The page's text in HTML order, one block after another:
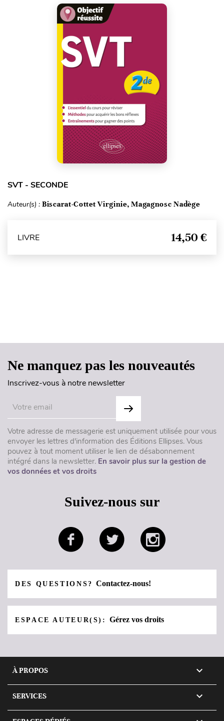
SVT - SECONDE
Auteur(s) : Biscarat-Cottet Virginie, Magagnosc Nadège
LIVRE 14,50 €
Ne manquez pas les nouveautés
Inscrivez-vous à notre newsletter
Votre adresse de messagerie est uniquement utilisée pour vous
envoyer les lettres d'information des Éditions Ellipses. Vous
pouvez à tout moment utiliser le lien de désabonnement
intégré dans la newsletter. En savoir plus sur la gestion de
vos données et vos droits
Suivez-nous sur
DES QUESTIONS?Contactez-nous!
ESPACE AUTEUR(S):Gérez vos droits
À PROPOS 
SERVICES 